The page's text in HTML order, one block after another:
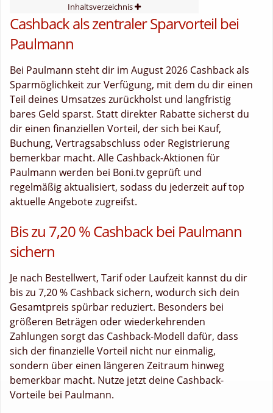
Inhaltsverzeichnis
Cashback als zentraler Sparvorteil bei
Paulmann
Bei Paulmann steht dir im August 2026 Cashback als
Sparmöglichkeit zur Verfügung, mit dem du dir einen
Teil deines Umsatzes zurückholst und langfristig
bares Geld sparst. Statt direkter Rabatte sicherst du
dir einen finanziellen Vorteil, der sich bei Kauf,
Buchung, Vertragsabschluss oder Registrierung
bemerkbar macht. Alle Cashback-Aktionen für
Paulmann werden bei Boni.tv geprüft und
regelmäßig aktualisiert, sodass du jederzeit auf top
aktuelle Angebote zugreifst.
Bis zu 7,20 % Cashback bei Paulmann
sichern
Je nach Bestellwert, Tarif oder Laufzeit kannst du dir
bis zu 7,20 % Cashback sichern, wodurch sich dein
Gesamtpreis spürbar reduziert. Besonders bei
größeren Beträgen oder wiederkehrenden
Zahlungen sorgt das Cashback-Modell dafür, dass
sich der finanzielle Vorteil nicht nur einmalig,
sondern über einen längeren Zeitraum hinweg
bemerkbar macht. Nutze jetzt deine Cashback-
Vorteile bei Paulmann.